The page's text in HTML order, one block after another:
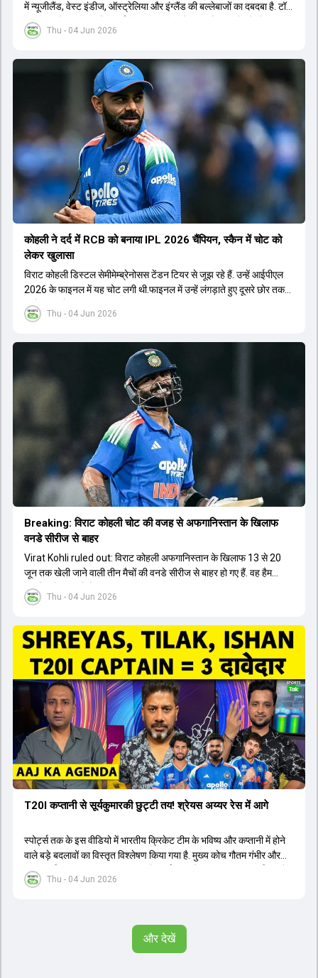
Thu - 04 Jun 2026
में न्यूजीलैंड, वेस्ट इंडीज, ऑस्ट्रेलिया और इंग्लैंड की बल्लेबाजों का दबदबा है. टॉप
10 लिस्ट में तीन ऑस्ट्रेलियाई खिलाड़ी शामिल हैं. न्यूजीलैंड की दो और वेस्ट
इंडीज की दो खिलाड़ी भी इस लिस्ट में जगह बनाने में कामयाब रही हैं.
Thu - 04 Jun 2026
कोहली ने दर्द में RCB को बनाया IPL 2026 चैंप‍ियन, स्कैन में चोट को
लेकर खुलासा
विराट कोहली डिस्टल सेमीमेम्ब्रेनोसस टेंडन टियर से जूझ रहे हैं. उन्हें आईपीएल
2026 के फाइनल में यह चोट लगी थी.फाइनल में उन्हें लंगड़ाते हुए दूसरे छोर तक
जाते हुए भी देखा गया था.
Thu - 04 Jun 2026
Breaking: विराट कोहली चोट की वजह से अफगान‍िस्तान के ख‍िलाफ
वनडे सीरीज से बाहर
Virat Kohli ruled out: विराट कोहली अफगान‍िस्तान के ख‍िलाफ 13 से 20
जून तक खेली जाने वाली तीन मैचों की वनडे सीरीज से बाहर हो गए हैं. वह हैमस्ट्रिंग
की चोट से जूझ रहे हैं.
Thu - 04 Jun 2026
T20I कप्तानी से सूर्यकुमारकी छुट्टी तय! श्रेयस अय्यर रेस में आगे
स्पोर्ट्स तक के इस वीडियो में भारतीय क्रिकेट टीम के भविष्य और कप्तानी में होने
वाले बड़े बदलावों का विस्तृत विश्लेषण किया गया है. मुख्य कोच गौतम गंभीर और
चयनकर्ता अजीत अगरकर 2027 वनडे वर्ल्ड कप और 2028 टी20 वर्ल्ड कप के
लिए दीर्घकालिक योजना बना रहे हैं. चर्चा के अनुसार, सूर्यकुमार यादव के स्थान पर
चिंताओं के बीच नीतीश कुमार रेड्डी को उनके बैकअप के तौर पर तैयार किया जा
रहा है. वीडियो में वैभव सूर्यवंशी के डेब्यू, अभिषेक शर्मा और संजू सैमसन की ओपनिंग
और देखें